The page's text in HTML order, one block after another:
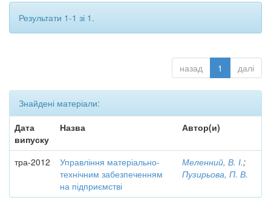
Результати 1-1 зі 1.
назад 1 далі
Знайдені матеріали:
Дата
випуску
Назва Автор(и)
тра-2012
Управління матеріально-
технічним забезпеченням
на підприємстві
Меленний, В. І.;
Пузирьова, П. В.